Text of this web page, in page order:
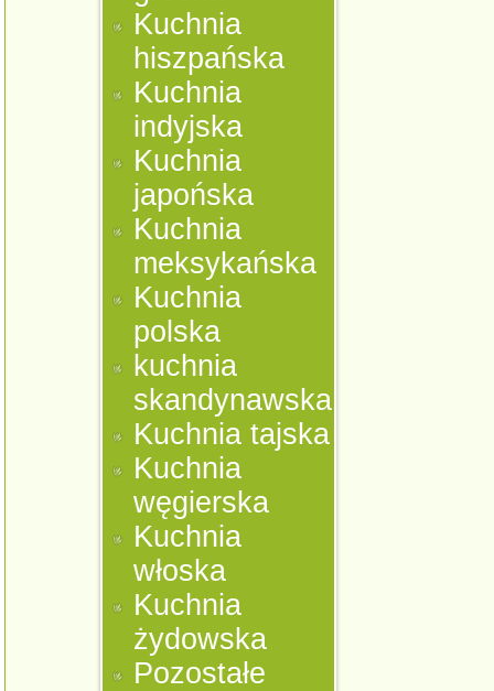
Kuchnia
hiszpańska
Kuchnia
indyjska
Kuchnia
japońska
Kuchnia
meksykańska
Kuchnia
polska
kuchnia
skandynawska
Kuchnia tajska
Kuchnia
węgierska
Kuchnia
włoska
Kuchnia
żydowska
Pozostałe